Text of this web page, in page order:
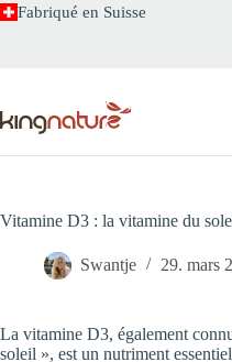
Passer
Fabriqué en Suisse
Vitamine D3 : la vitamine du
Swantje 29. mars
La vitamine D3, également
soleil », est un nutriment